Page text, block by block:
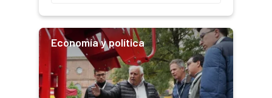
Economía y política